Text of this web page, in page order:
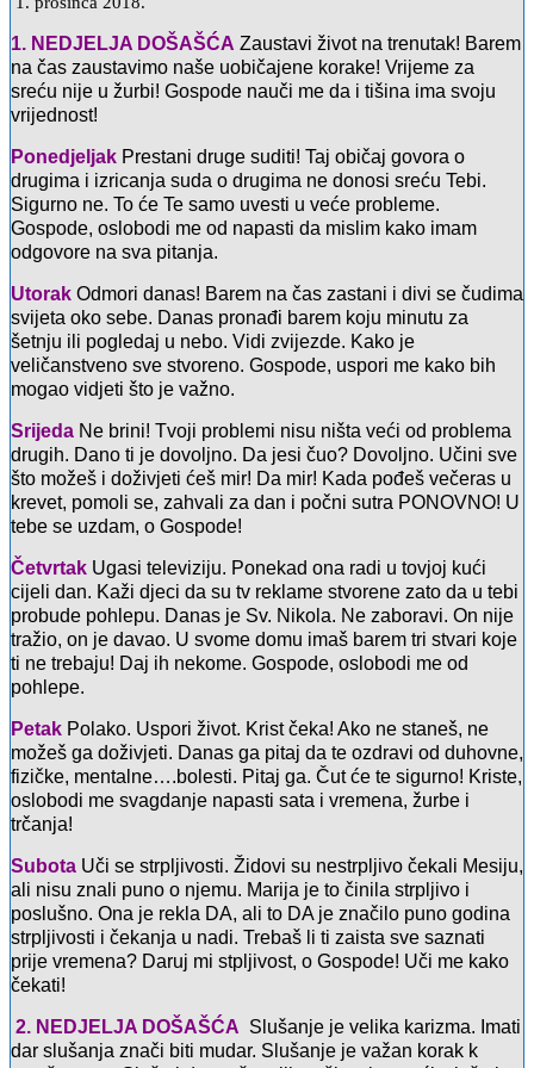
1. NEDJELJA DOŠAŠĆA Zaustavi život na trenutak! Barem
na čas zaustavimo naše uobičajene korake! Vrijeme za
sreću nije u žurbi! Gospode nauči me da i tišina ima svoju
vrijednost!
Ponedjeljak Prestani druge suditi! Taj običaj govora o
drugima i izricanja suda o drugima ne donosi sreću Tebi.
Sigurno ne. To će Te samo uvesti u veće probleme.
Gospode, oslobodi me od napasti da mislim kako imam
odgovore na sva pitanja.
Utorak Odmori danas! Barem na čas zastani i divi se čudima
svijeta oko sebe. Danas pronađi barem koju minutu za
šetnju ili pogledaj u nebo. Vidi zvijezde. Kako je
veličanstveno sve stvoreno. Gospode, uspori me kako bih
mogao vidjeti što je važno.
Srijeda Ne brini! Tvoji problemi nisu ništa veći od problema
drugih. Dano ti je dovoljno. Da jesi čuo? Dovoljno. Učini sve
što možeš i doživjeti ćeš mir! Da mir! Kada pođeš večeras u
krevet, pomoli se, zahvali za dan i počni sutra PONOVNO! U
tebe se uzdam, o Gospode!
Četvrtak Ugasi televiziju. Ponekad ona radi u tovjoj kući
cijeli dan. Kaži djeci da su tv reklame stvorene zato da u tebi
probude pohlepu. Danas je Sv. Nikola. Ne zaboravi. On nije
tražio, on je davao. U svome domu imaš barem tri stvari koje
ti ne trebaju! Daj ih nekome. Gospode, oslobodi me od
pohlepe.
Petak Polako. Uspori život. Krist čeka! Ako ne staneš, ne
možeš ga doživjeti. Danas ga pitaj da te ozdravi od duhovne,
fizičke, mentalne….bolesti. Pitaj ga. Čut će te sigurno! Kriste,
oslobodi me svagdanje napasti sata i vremena, žurbe i
trčanja!
Subota Uči se strpljivosti. Židovi su nestrpljivo čekali Mesiju,
ali nisu znali puno o njemu. Marija je to činila strpljivo i
poslušno. Ona je rekla DA, ali to DA je značilo puno godina
strpljivosti i čekanja u nadi. Trebaš li ti zaista sve saznati
prije vremena? Daruj mi stpljivost, o Gospode! Uči me kako
čekati!
2. NEDJELJA DOŠAŠĆA Slušanje je velika karizma. Imati
dar slušanja znači biti mudar. Slušanje je važan korak k